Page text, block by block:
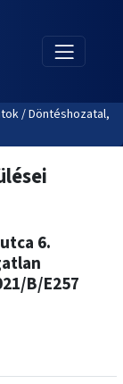
/ Döntéshozatal,
6.
B/E257